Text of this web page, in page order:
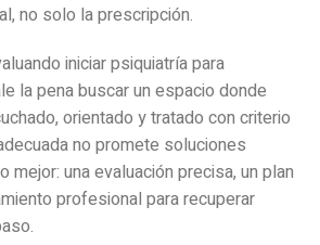
no solo la prescripción.
iniciar psiquiatría para
la pena buscar un espacio donde
orientado y tratado con criterio
no promete soluciones
mejor: una evaluación precisa, un plan
profesional para recuperar